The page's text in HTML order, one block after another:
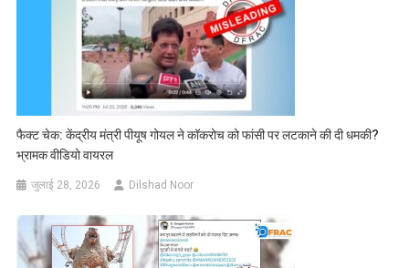
फैक्ट चेक: केंद्रीय मंत्री पीयूष गोयल ने कॉकरोच को फांसी पर लटकाने की दी धमकी?
भ्रामक वीडियो वायरल
जुलाई 28, 2026 Dilshad Noor